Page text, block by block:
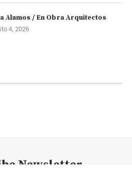
Alamos / En Obra Arquitectos
4, 2026
Newsletter